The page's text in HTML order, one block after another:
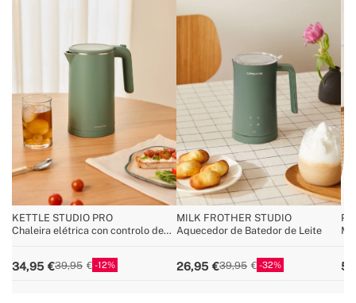
KETTLE STUDIO PRO
Chaleira elétrica con controlo de
34,95 39,95 12
MILK FROTHER STUDIO
Aquecedor de Batedor de Leite
26,95 39,95 32